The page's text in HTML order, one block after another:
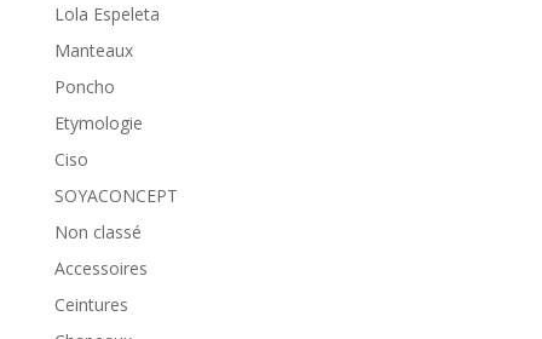
Lola Espeleta
Manteaux
Poncho
Etymologie
Ciso
SOYACONCEPT
Non classé
Accessoires
Ceintures